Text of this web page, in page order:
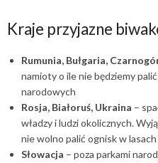
Kraje przyjazne
Rumunia, Bułgaria,
namioty o ile nie będziemy
narodowych
Rosja, Białoruś, Ukraina –
władzy i ludzi okolicznych.
nie wolno palić ognisk w
Słowacja – poza parkami